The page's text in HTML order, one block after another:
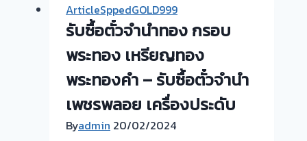
ทอง
💰
ประเมิน
ตั๋ว
ฟรี-
รับ
ArticleSppedGOLD999
รับซื้อตั๋วจำนำทอง กรอบ
พระทอง เหรียญทอง
พระทองคำ – รับซื้อตั๋วจำนำ
เพชรพลอย เครื่องประดับ
Byadmin 20/02/2024